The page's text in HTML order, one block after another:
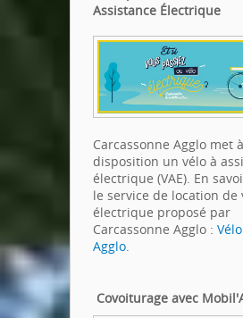
Assistance Électrique
Carcassonne Agglo met à
disposition un vélo à
électrique (VAE). En
le service de location de
électrique proposé par
Carcassonne Agglo :
Agglo.
Covoiturage avec